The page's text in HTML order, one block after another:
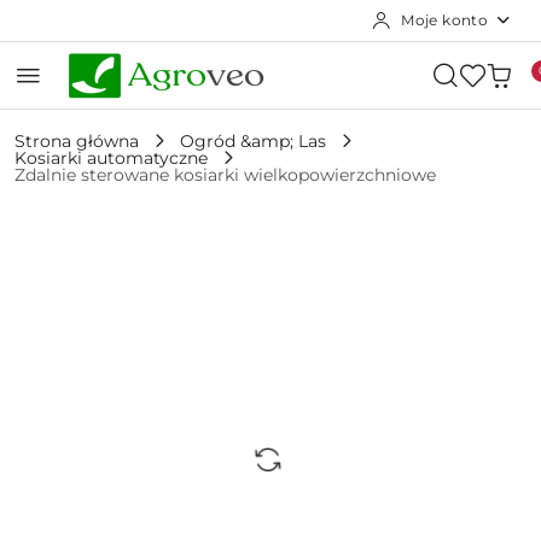
Moje konto
Strona główna Ogród &amp; Las
Kosiarki automatyczne
Zdalnie sterowane kosiarki wielkopowierzchniowe